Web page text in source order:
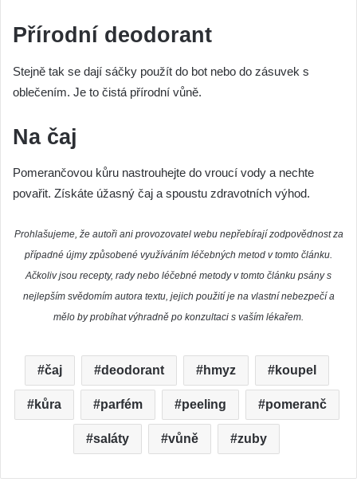
Přírodní deodorant
Stejně tak se dají sáčky použít do bot nebo do zásuvek s
oblečením. Je to čistá přírodní vůně.
Na čaj
Pomerančovou kůru nastrouhejte do vroucí vody a nechte
povařit. Získáte úžasný čaj a spoustu zdravotních výhod.
Prohlašujeme, že autoři ani provozovatel webu nepřebírají zodpovědnost za
případné újmy způsobené využíváním léčebných metod v tomto článku.
Ačkoliv jsou recepty, rady nebo léčebné metody v tomto článku psány s
nejlepším svědomím autora textu, jejich použití je na vlastní nebezpečí a
mělo by probíhat výhradně po konzultaci s vaším lékařem.
čaj deodorant hmyz koupel
kůra parfém peeling pomeranč
saláty vůně zuby